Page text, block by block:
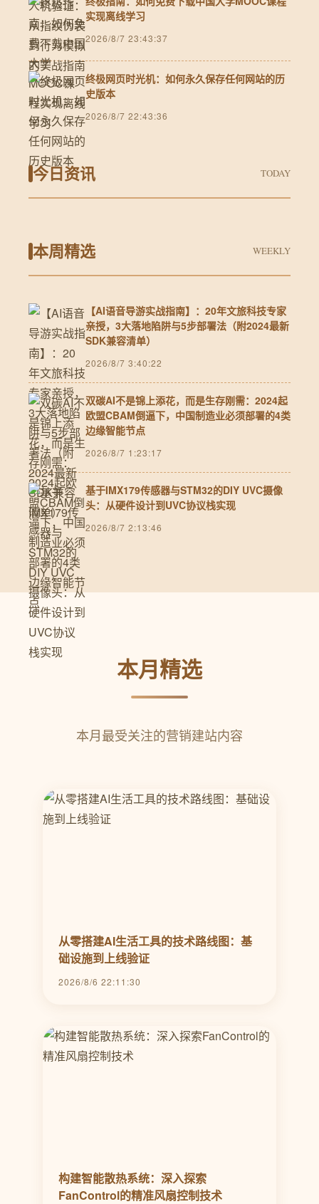
实现离线学习
2026/8/7 23:43:37
终极网页时光机：如何永久保存任何网站的历
史版本
2026/8/7 22:43:36
今日资讯 TODAY
本周精选 WEEKLY
【AI语音导游实战指南】：20年文旅科技专家
亲授，3大落地陷阱与5步部署法（附2024最新
SDK兼容清单）
2026/8/7 3:40:22
双碳AI不是锦上添花，而是生存刚需：2024起
欧盟CBAM倒逼下，中国制造业必须部署的4类
边缘智能节点
2026/8/7 1:23:17
基于IMX179传感器与STM32的DIY UVC摄像
头：从硬件设计到UVC协议栈实现
2026/8/7 2:13:46
本月精选
本月最受关注的营销建站内容
从零搭建AI生活工具的技术路线图：基
础设施到上线验证
2026/8/6 22:11:30
构建智能散热系统：深入探索
FanControl的精准风扇控制技术